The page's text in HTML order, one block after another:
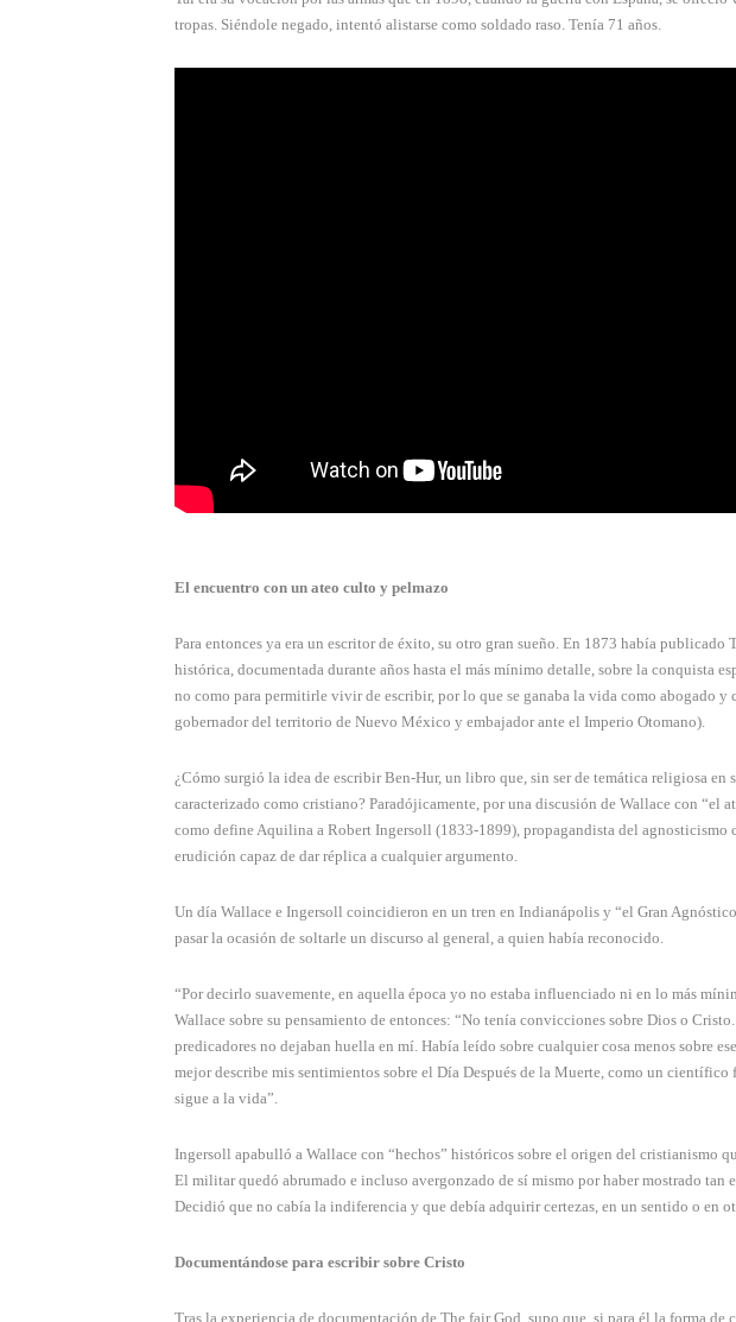
tropas. Siéndole negado, intentó alistarse como soldado raso. Tenía 71 años.
El encuentro con un ateo culto y pelmazo
Para entonces ya era un escritor de éxito, su otro gran sueño. En 1873 había
histórica, documentada durante años hasta el más mínimo detalle, sobre la conquista
no como para permitirle vivir de escribir, por lo que se ganaba la vida como abogado
gobernador del territorio de Nuevo México y embajador ante el Imperio Otomano).
¿Cómo surgió la idea de escribir Ben-Hur, un libro que, sin ser de temática religiosa en
caracterizado como cristiano? Paradójicamente, por una discusión de Wallace con “el
como define Aquilina a Robert Ingersoll (1833-1899), propagandista del agnosticismo
erudición capaz de dar réplica a cualquier argumento.
Un día Wallace e Ingersoll coincidieron en un tren en Indianápolis y “el Gran
pasar la ocasión de soltarle un discurso al general, a quien había reconocido.
“Por decirlo suavemente, en aquella época yo no estaba influenciado ni en lo más
Wallace sobre su pensamiento de entonces: “No tenía convicciones sobre Dios o
predicadores no dejaban huella en mí. Había leído sobre cualquier cosa menos sobre
mejor describe mis sentimientos sobre el Día Después de la Muerte, como un
sigue a la vida”.
Ingersoll apabulló a Wallace con “hechos” históricos sobre el origen del cristianismo
El militar quedó abrumado e incluso avergonzado de sí mismo por haber mostrado tan
Decidió que no cabía la indiferencia y que debía adquirir certezas, en un sentido o en
Documentándose para escribir sobre Cristo
Tras la experiencia de documentación de The fair God, supo que, si para él la forma de